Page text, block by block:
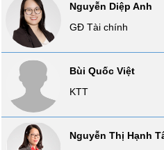
Nguyễn Diệp Anh
GĐ Tài chính
Bùi Quốc Việt
KTT
Nguyễn Thị Hạnh
Báo
cáo
phân
tích
(-)
Thuật
ngữ
(-)